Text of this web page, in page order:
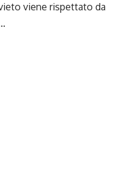
viene rispettato da